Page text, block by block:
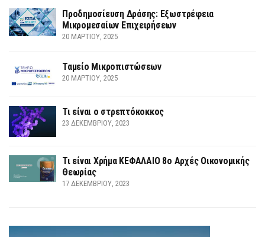
Προδημοσίευση Δράσης: Εξωστρέφεια
Μικρομεσαίων Επιχειρήσεων
20 ΜΑΡΤΊΟΥ, 2025
Ταμείο Μικροπιστώσεων
20 ΜΑΡΤΊΟΥ, 2025
Τι είναι ο στρεπτόκοκκος
23 ΔΕΚΕΜΒΡΊΟΥ, 2023
Τι είναι Χρήμα ΚΕΦΑΛΑΙΟ 8ο Αρχές Οικονομικής
Θεωρίας
17 ΔΕΚΕΜΒΡΊΟΥ, 2023